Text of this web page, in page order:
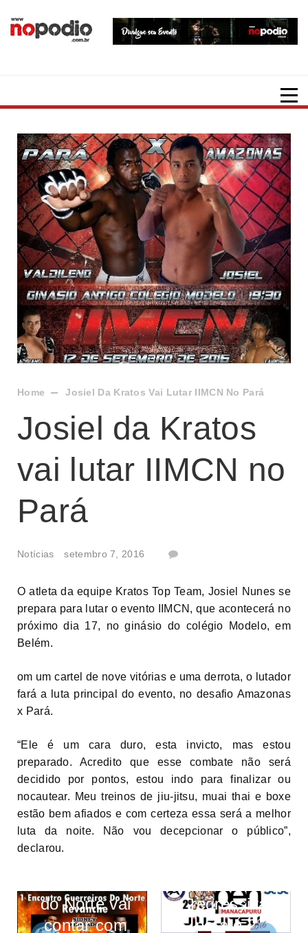
Home Josiel Da Kratos Vai Lutar IIMCN No Pará
Josiel da Kratos
vai lutar IIMCN no
Pará
Notícias setembro 7, 2016
O atleta da equipe Kratos Top Team, Josiel Nunes se
prepara para lutar o evento IIMCN, que acontecerá no
próximo dia 17, no ginásio do colégio Modelo, em
Belém.
om um cartel de nove vitórias e uma derrota, o lutador
fará a luta principal do evento, no desafio Amazonas
x Pará.
“Ele é um cara duro, esta invicto, mas estou
preparado. Acredito que esse combate não será
decidido por pontos, estou indo para finalizar ou
nocautear. Meu treinos de jiu-jitsu, muai thai e boxe
estão bem afiados e com certeza essa será a melhor
luta da noite. Não vou decepcionar o público”,
declarou.
do Norte vai
contar com
regressiva
para o 2°